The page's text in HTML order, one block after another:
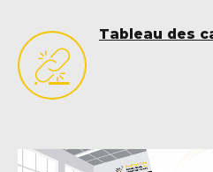
Tableau des